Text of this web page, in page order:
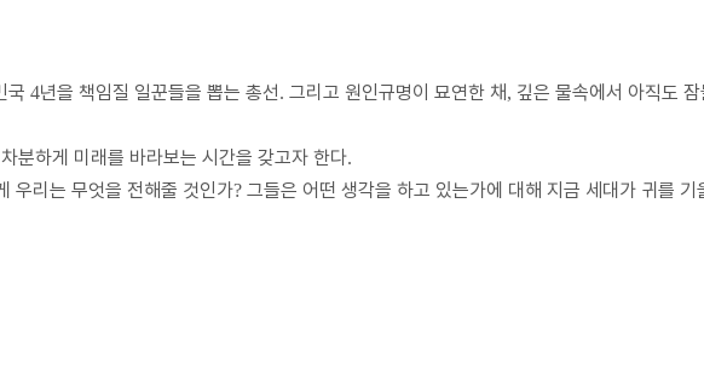
국 4년을 책임질 일꾼들을 뽑는 총선. 그리고 원인규명이 묘연한 채, 깊은 물속에서 아직도
분하게 미래를 바라보는 시간을 갖고자 한다.
우리는 무엇을 전해줄 것인가? 그들은 어떤 생각을 하고 있는가에 대해 지금 세대가 귀를